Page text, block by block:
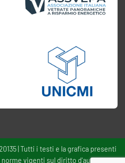
| Tutti i testi e la grafica presenti
vigenti sul diritto d'autore -